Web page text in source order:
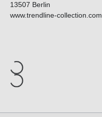
13507 Berlin
www.trendline-collection.com